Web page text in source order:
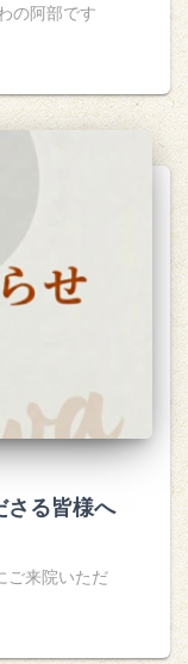
の阿部です
さる皆様へ
ご来院いただ